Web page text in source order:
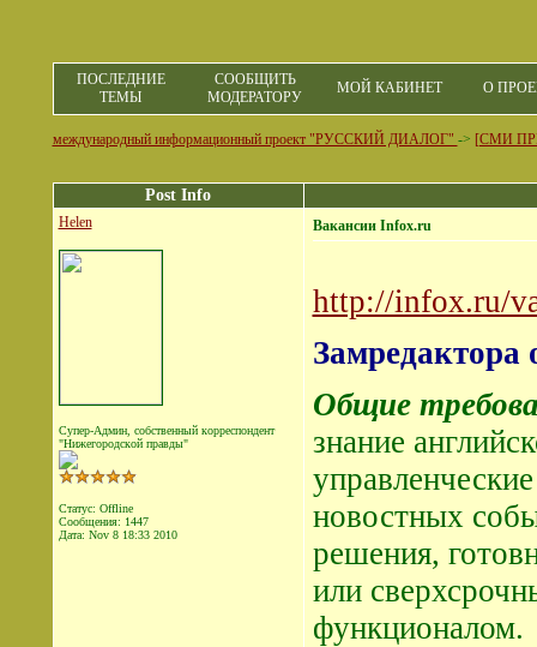
ПОСЛЕДНИЕ
ТЕМЫ
СООБЩИТЬ
МОДЕРАТОРУ
МОЙ КАБИНЕТ О
международный информационный проект "РУССКИЙ ДИАЛОГ" -> [СМИ
Post Info
Helen
Супер-Админ, собственный корреспондент
"Нижегородской правды"
Статус: Offline
Сообщения: 1447
Дата: Nov 8 18:33 2010
Вакансии Infox.ru
http://infox.ru/
Замредактора
Общие
знание
новостных
решения,
или
функционалом.